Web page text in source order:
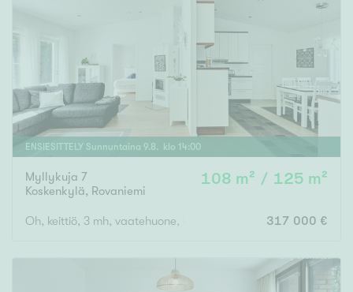
ENSIESITTELY Sunnuntaina 9. 8 . klo 14:00
Myllykuja 7
Koskenkylä, Rovaniemi
108 m² / 125 m²
Oh, keittiö, 3 mh, vaatehuone, kodinhoitohuone, wc,317 000 €